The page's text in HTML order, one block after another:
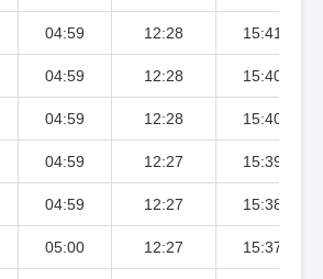
04:59 12:28 15:41
04:59 12:28 15:40
04:59 12:28 15:40
04:59 12:27 15:39
04:59 12:27 15:38
05:00 12:27 15:37